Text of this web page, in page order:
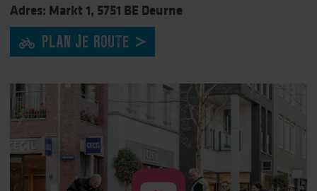
Adres: Markt 1, 5751 BE Deurne
PLAN JE ROUTE